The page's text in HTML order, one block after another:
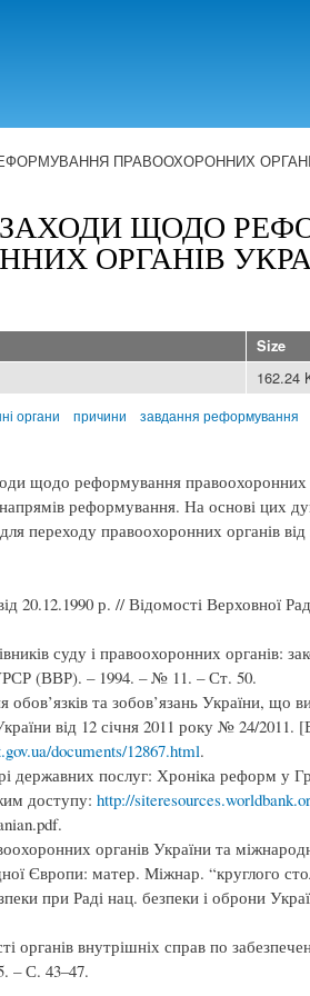
ПРАВООХОРОННИХ
ЩОДО
ОРГАНІВ
Size
162.24
органи причини завдання реформування
щодо реформування правоохоронних
реформування. На основі цих
переходу правоохоронних органів
20.12.1990 р. // Відомості
суду і правоохоронних органів:
(ВВР). – 1994. – № 11. – Ст. 50.
обов’язків та зобов’язань України, що
від 12 січня 2011 року № 24/
documents/12867.html.
державних послуг: Хроніка реформ у
доступу: http://
органів України та
Європи: матер. Міжнар. “круглого
при Раді нац. безпеки і оброни
органів внутрішніх справ по
– С. 43–47.